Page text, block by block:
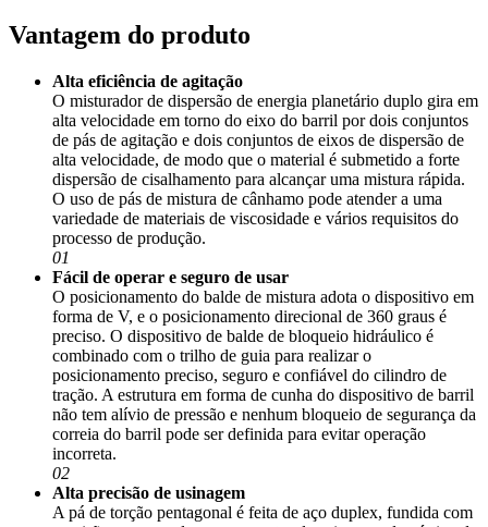
Vantagem do produto
Alta eficiência de agitação
O misturador de dispersão de energia planetário duplo gira em
alta velocidade em torno do eixo do barril por dois conjuntos
de pás de agitação e dois conjuntos de eixos de dispersão de
alta velocidade, de modo que o material é submetido a forte
dispersão de cisalhamento para alcançar uma mistura rápida.
O uso de pás de mistura de cânhamo pode atender a uma
variedade de materiais de viscosidade e vários requisitos do
processo de produção.
01
Fácil de operar e seguro de usar
O posicionamento do balde de mistura adota o dispositivo em
forma de V, e o posicionamento direcional de 360 graus é
preciso. O dispositivo de balde de bloqueio hidráulico é
combinado com o trilho de guia para realizar o
posicionamento preciso, seguro e confiável do cilindro de
tração. A estrutura em forma de cunha do dispositivo de barril
não tem alívio de pressão e nenhum bloqueio de segurança da
correia do barril pode ser definida para evitar operação
incorreta.
02
Alta precisão de usinagem
A pá de torção pentagonal é feita de aço duplex, fundida com